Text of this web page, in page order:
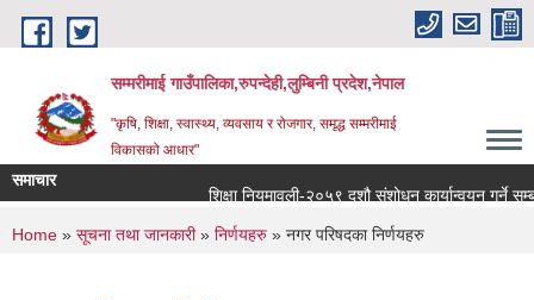
Skip to main content
सम्मरीमाई गाउँपालिका,रुपन्देही,लुम्बिनी प्रदेश,नेपाल
"कृषि, शिक्षा, स्वास्थ्य, व्यवसाय र रोजगार, समृद्ध सम्मरीमाई
विकासको आधार"
समाचार
शिक्षा नियमावली-२०५९ दशौ संशोधन कार्यान्वयन गर्ने
You are here
Home » सूचना तथा जानकारी» निर्णयहरु » नगर परिषदका निर्णयहरु